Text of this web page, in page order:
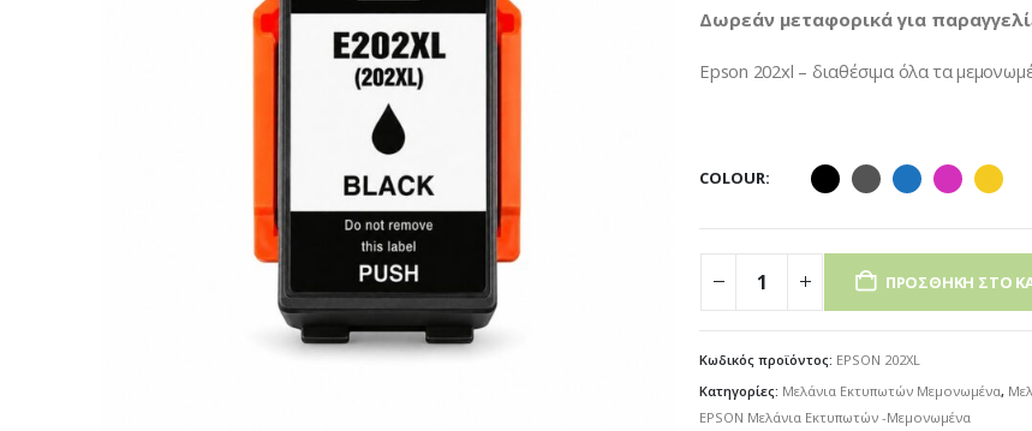
€4.00
€5.00
Δωρεάν μεταφορικά για
Epson 202xl – διαθέσιμα όλα τα
COLOUR
ΠΡΟΣΘΉΚΗ ΣΤΟ
Κωδικός προϊόντος: EPSON 202XL
Κατηγορίες: Μελάνια Εκτυπωτών Μεμονωμένα,
EPSON Μελάνια Εκτυπωτών -Μεμονωμένα